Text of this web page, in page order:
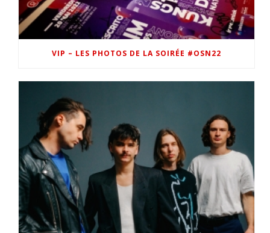
VIP – LES PHOTOS DE LA SOIRÉE #OSN22